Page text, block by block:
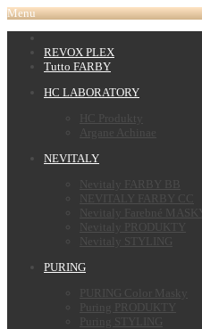
Menu
REVOX PLEX
Tutto FARBY
HC LABORATORY
HC Produkty
Argane Achinae
NEVITALY
Nevitaly FARBY BB
NEVITALY FARBY CC
Nevitaly Farebné MASKY
Nevitaly PRODUKTY
Nevitaly STYLING
PURING
PURING Color Masky
Puring PRODUKTY
Puring STYLING